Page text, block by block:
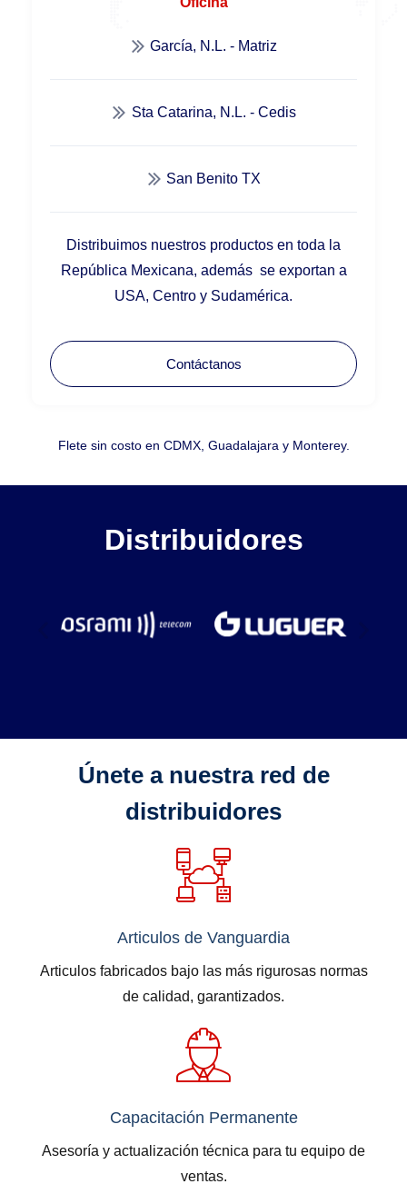
García, N.L. - Matriz
Sta Catarina, N.L. - Cedis
San Benito TX
Distribuimos nuestros productos en toda la
República Mexicana, además se exportan a
USA, Centro y Sudamérica.
Contáctanos
Flete sin costo en CDMX, Guadalajara y Monterey.
Distribuidores
Únete a nuestra red de
distribuidores
Articulos de Vanguardia
Articulos fabricados bajo las más rigurosas normas
de calidad, garantizados.
Capacitación Permanente
Asesoría y actualización técnica para tu equipo de
ventas.